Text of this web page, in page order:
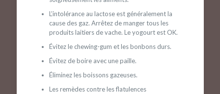
L’intolérance au lactose est généralement la
cause des gaz. Arrêtez de manger tous les
produits laitiers de vache. Le yogourt est OK.
Évitez le chewing-gum et les bonbons durs.
Évitez de boire avec une paille.
Éliminez les boissons gazeuses.
Les remèdes contre les flatulences